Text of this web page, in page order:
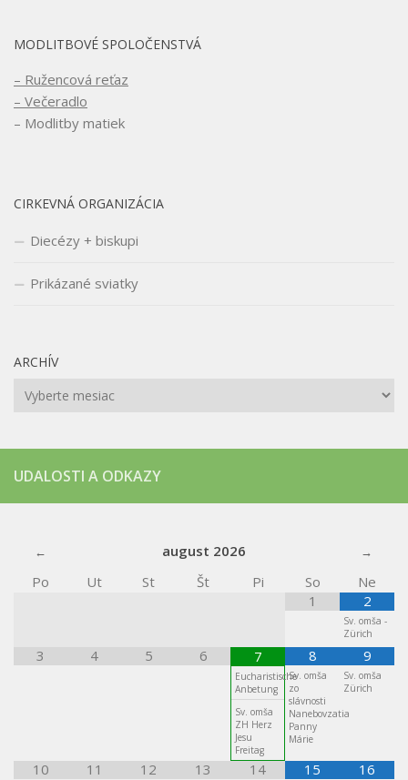
MODLITBOVÉ SPOLOČENSTVÁ
– Ružencová reťaz
– Večeradlo
– Modlitby matiek
CIRKEVNÁ ORGANIZÁCIA
Diecézy + biskupi
Prikázané sviatky
ARCHÍV
Archív
UDALOSTI A ODKAZY
august 2026
Po
Ut St Št Pi So
Ne
1
2
Sv. omša -
Zürich
3 4 5 6 7
Eucharistische
Anbetung
Sv. omša
ZH Herz
Jesu
Freitag
8
Sv. omša
zo
slávnosti
Nanebovzatia
Panny
Márie
9
Sv. omša
Zürich
10 11 12 13 14 15 16